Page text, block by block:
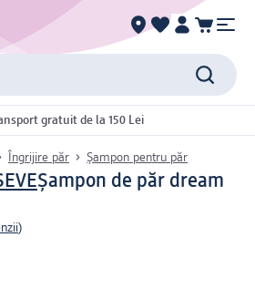
gratuit de la 150 Lei
Îngrijire păr Șampon pentru păr
Şampon de păr dream
)